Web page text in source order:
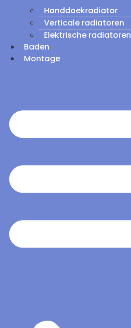
Handdoekradiator
Verticale radiatoren
Elektrische radiatoren
Baden
Montage